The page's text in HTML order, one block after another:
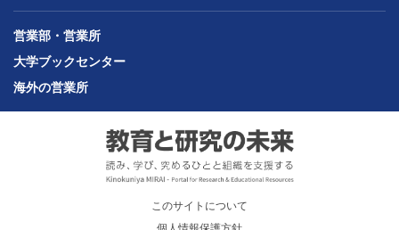
営業部・営業所
大学ブックセンター
海外の営業所
このサイトについて